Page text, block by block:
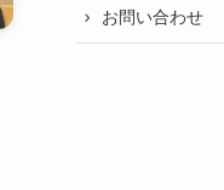
お問い合わせ